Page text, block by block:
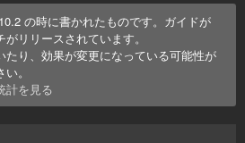
10.2 の時に書かれたものです。ガイドが
リリースされています。
たり、効果が変更になっている可能性が
。
計を見る